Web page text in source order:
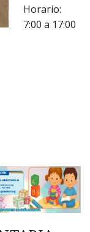
Horario:
7:00 a 17:00